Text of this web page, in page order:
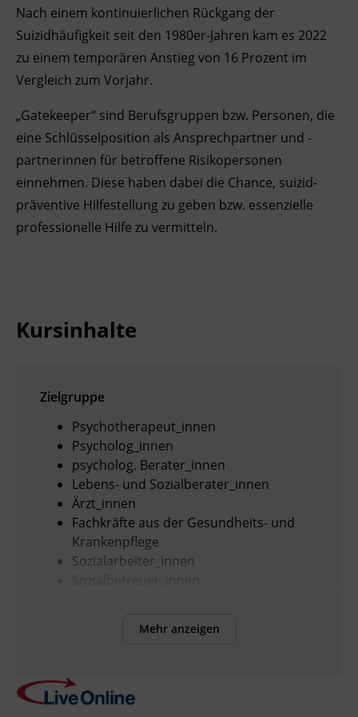
Ingenieurzertifizierung
Deutsch und Integration
Akademisches Studienzentrum
Digitales Lernen
BFI Reutte
Nach einem kontinuierlichen Rückgang der
Suizidhäufigkeit seit den 1980er-Jahren kam es 2022
zu einem temporären Anstieg von 16 Prozent im
Vergleich zum Vorjahr.
„Gatekeeper“ sind Berufsgruppen bzw. Personen, die
eine Schlüsselposition als Ansprechpartner und -
partnerinnen für betroffene Risikopersonen
einnehmen. Diese haben dabei die Chance, suizid-
präventive Hilfestellung zu geben bzw. essenzielle
professionelle Hilfe zu vermitteln.
Kursinhalte
Zielgruppe
Psychotherapeut_innen
Psycholog_innen
psycholog. Berater_innen
Lebens- und Sozialberater_innen
Ärzt_innen
Fachkräfte aus der Gesundheits- und
Krankenpflege
Sozialarbeiter_innen
Gesundheitsberufe
Erzieher_innen
Mehr anzeigen